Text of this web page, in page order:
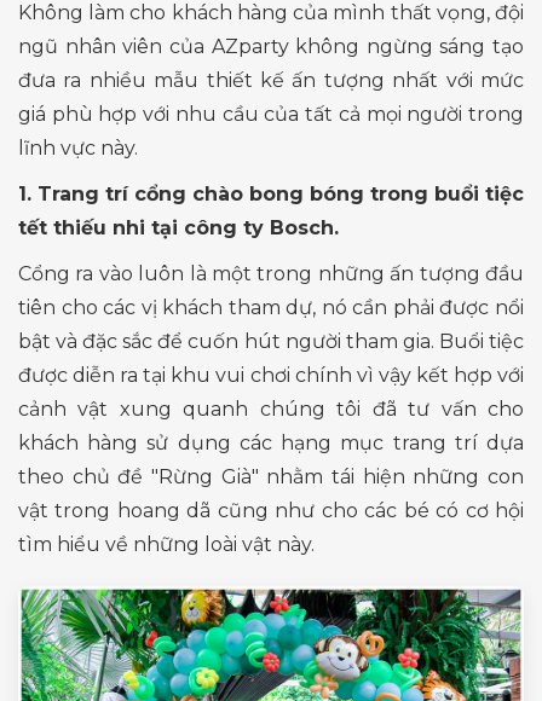
Không làm cho khách hàng của mình thất vọng, đội
ngũ nhân viên của AZparty không ngừng sáng tạo
đưa ra nhiều mẫu thiết kế ấn tượng nhất với mức
giá phù hợp với nhu cầu của tất cả mọi người trong
lĩnh vực này.
1. Trang trí cổng chào bong bóng trong buổi tiệc
tết thiếu nhi tại công ty Bosch.
Cổng ra vào luôn là một trong những ấn tượng đầu
tiên cho các vị khách tham dự, nó cần phải được nổi
bật và đặc sắc để cuốn hút người tham gia. Buổi tiệc
được diễn ra tại khu vui chơi chính vì vậy kết hợp với
cảnh vật xung quanh chúng tôi đã tư vấn cho
khách hàng sử dụng các hạng mục trang trí dựa
theo chủ đề "Rừng Già" nhằm tái hiện những con
vật trong hoang dã cũng như cho các bé có cơ hội
tìm hiểu về những loài vật này.